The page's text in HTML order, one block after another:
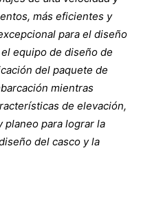
más eficientes y
para el diseño
equipo de diseño de
del paquete de
mientras
de elevación,
planeo para lograr la
del casco y la